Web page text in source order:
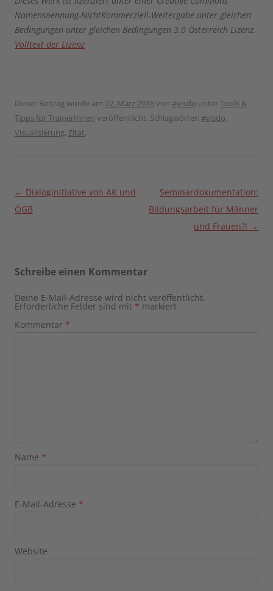
Namensnennung-NichtKommerziell-Weitergabe unter gleichen
Bedingungen unter gleichen Bedingungen 3.0 Österreich Lizenz.
Volltext der Lizenz
Dieser Beitrag wurde am 22. März 2018von #visdo unterTools &
Tipps für TrainerInnen veröffentlicht. Schlagwörter: #visdo,
Visualisierung, Zitat.
Beitragsnavigation
← Dialoginitiative von AK und
ÖGB
Seminardokumentation:
Bildungsarbeit für Männer
und Frauen?! →
Schreibe einen Kommentar
Deine E-Mail-Adresse wird nicht veröffentlicht.
Erforderliche Felder sind mit * markiert
Kommentar *
Name *
E-Mail-Adresse *
Website